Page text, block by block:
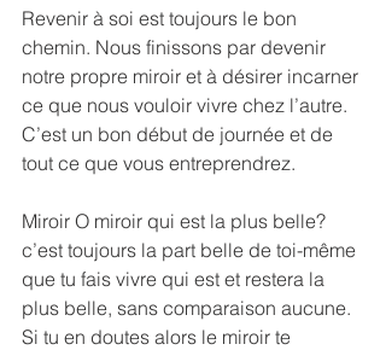
Revenir à soi est toujours le bon
chemin. Nous finissons par devenir
notre propre miroir et à désirer incarner
ce que nous vouloir vivre chez l’autre.
C’est un bon début de journée et de
tout ce que vous entreprendrez.
Miroir O miroir qui est la plus belle?
c’est toujours la part belle de toi-même
que tu fais vivre qui est et restera la
plus belle, sans comparaison aucune.
Si tu en doutes alors le miroir te